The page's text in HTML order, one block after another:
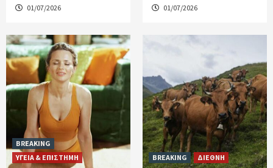
01/07/2026 01/07/2026
BREAKING
ΥΓΕΙΑ & ΕΠΙΣΤΗΜΗ
BREAKING ΔΙΕΘΝΗ